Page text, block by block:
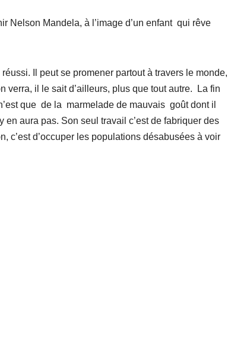
Nelson Mandela, à l’image d’un enfant qui rêve
Il peut se promener partout à travers le monde,
verra, il le sait d’ailleurs, plus que tout autre. La fin
que de la marmelade de mauvais goût dont il
en aura pas. Son seul travail c’est de fabriquer des
c’est d’occuper les populations désabusées à voir